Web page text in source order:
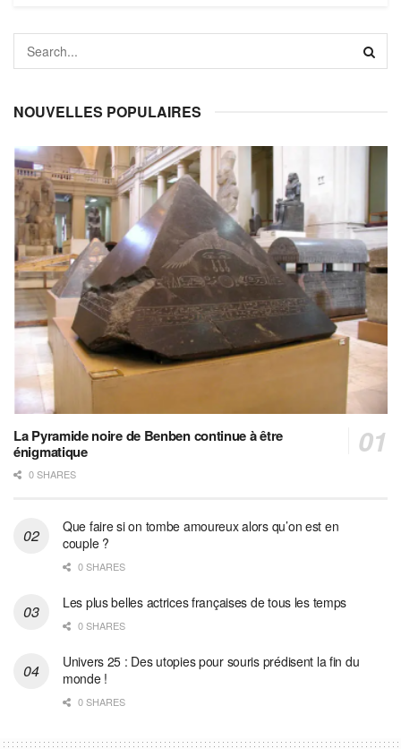
NOUVELLES POPULAIRES
La Pyramide noire de Benben continue à être
énigmatique
0 SHARES
Que faire si on tombe amoureux alors qu’on est en
couple ?
0 SHARES
Les plus belles actrices françaises de tous les temps
0 SHARES
Univers 25 : Des utopies pour souris prédisent la fin du
monde !
0 SHARES